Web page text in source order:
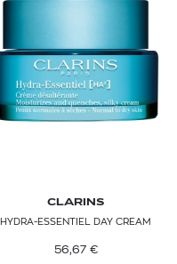
CLARINS
HYDRA-ESSENTIEL DAY CREAM
56,67 €